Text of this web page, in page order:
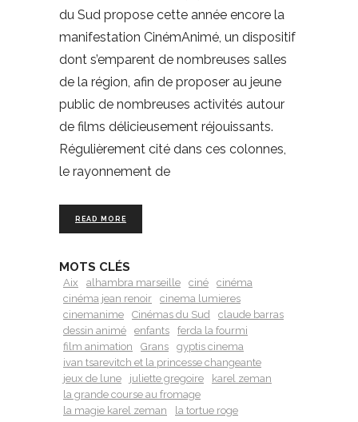
du Sud propose cette année encore la
manifestation CinémAnimé, un dispositif
dont s’emparent de nombreuses salles
de la région, afin de proposer au jeune
public de nombreuses activités autour
de films délicieusement réjouissants.
Régulièrement cité dans ces colonnes,
le rayonnement de
READ MORE
MOTS CLÉS
Aix alhambra marseille ciné
cinéma
cinéma jean renoir
cinema lumieres
cinemanime
Cinémas du Sud
claude barras
dessin animé
enfants
ferda la fourmi
film animation
Grans
gyptis cinema
ivan tsarevitch et la princesse changeante
jeux de lune
juliette gregoire
karel zeman
la grande course au fromage
la magie karel zeman
la tortue roge